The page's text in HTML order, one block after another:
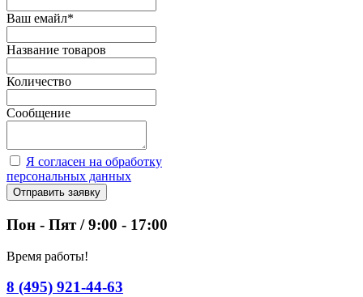
Ваш емайл*
Название товаров
Количество
Сообщение
Я согласен на обработку
персональных данных
Отправить заявку
Пон - Пят / 9:00 - 17:00
Время работы!
8 (495) 921-44-63